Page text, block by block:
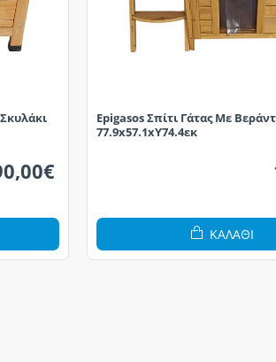
Epigasos Σπίτι Γάτας Με
77.9x57.1xY74.4εκ
ΚΑΛΆΘΙ